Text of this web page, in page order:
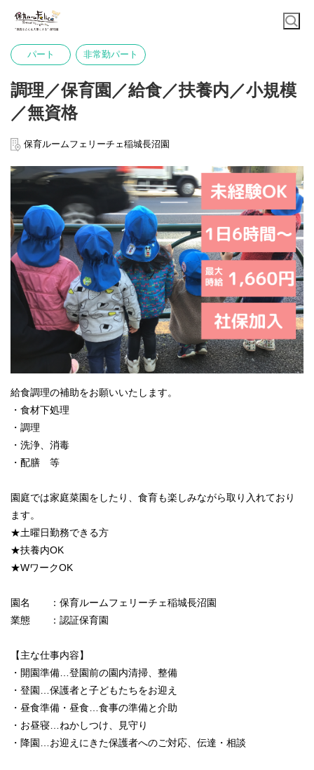
パート 非常勤パート
調理／保育園／給食／扶養内／小規模
／無資格
保育ルームフェリーチェ稲城長沼園
給食調理の補助をお願いいたします。
・食材下処理
・調理
・洗浄、消毒
・配膳 等
園庭では家庭菜園をしたり、食育も楽しみながら取り入れており
ます。
★土曜日勤務できる方
★扶養内OK
★WワークOK
園名 ：保育ルームフェリーチェ稲城長沼園
業態 ：認証保育園
【主な仕事内容】
・開園準備…登園前の園内清掃、整備
・登園…保護者と子どもたちをお迎え
・昼食準備・昼食…食事の準備と介助
・お昼寝…ねかしつけ、見守り
・降園…お迎えにきた保護者へのご対応、伝達・相談